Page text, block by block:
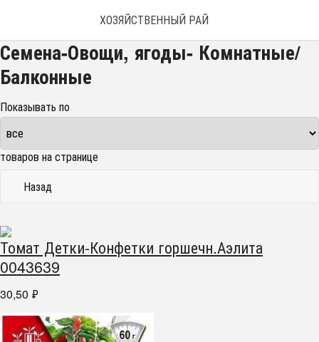
ХОЗЯЙСТВЕННЫЙ РАЙ
Семена-Овощи, ягоды- Комнатные/
Балконные
Показывать по
товаров на странице
Назад
Томат Детки-Конфетки горшечн.Аэлита
0043639
30,50 ₽